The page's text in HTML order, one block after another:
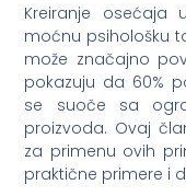
Kreiranje osećaja
moćnu psihološku
može značajno
pokazuju da 60%
se suoče sa
proizvoda. Ovaj
za primenu ovih
praktične primere i